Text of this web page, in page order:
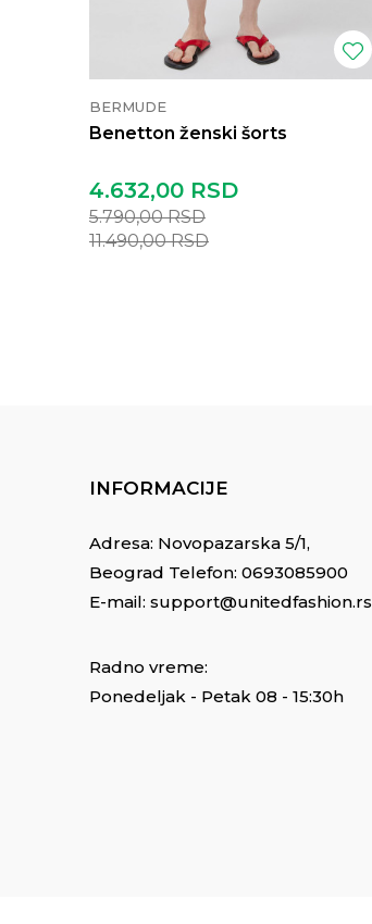
BERMUDE
Benetton ženski šorts
4.632,00 RSD
5.790,00RSD
11.490,00RSD
INFORMACIJE
Adresa: Novopazarska 5/1,
Beograd Telefon: 0693085900
E-mail: support@unitedfashion.rs
Radno vreme:
Ponedeljak - Petak 08 - 15:30h